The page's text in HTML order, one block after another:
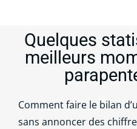
Quelques
meilleurs
Comment faire le bilan
sans annoncer des